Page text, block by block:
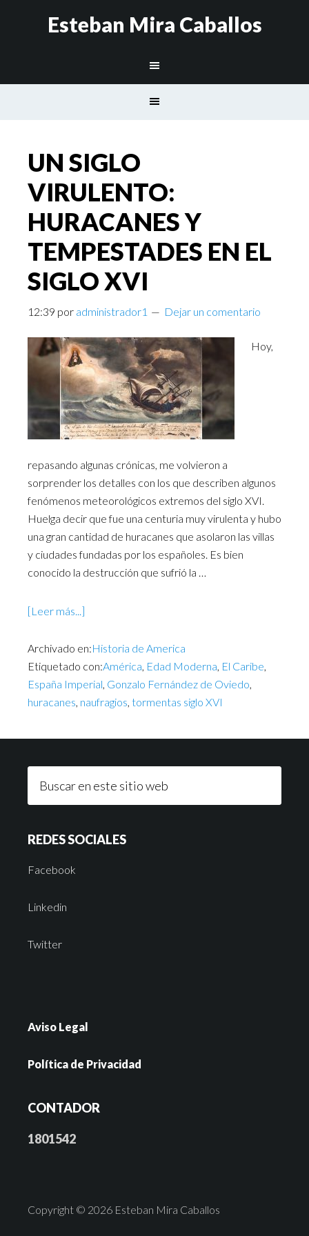
Esteban Mira Caballos
UN SIGLO
VIRULENTO:
HURACANES Y
TEMPESTADES EN EL
SIGLO XVI
12:39 por administrador1 Dejar un comentario
Hoy,
repasando algunas crónicas, me volvieron a
sorprender los detalles con los que describen algunos
fenómenos meteorológicos extremos del siglo XVI.
Huelga decir que fue una centuria muy virulenta y hubo
una gran cantidad de huracanes que asolaron las villas
y ciudades fundadas por los españoles. Es bien
conocido la destrucción que sufrió la …
[Leer más...]
Archivado en:Historia de America
Etiquetado con:América, Edad Moderna, El Caribe,
España Imperial, Gonzalo Fernández de Oviedo,
huracanes, naufragios, tormentas siglo XVI
REDES SOCIALES
Facebook
Linkedin
Twitter
Aviso Legal
Política de Privacidad
CONTADOR
1801542
Copyright © 2026 Esteban Mira Caballos